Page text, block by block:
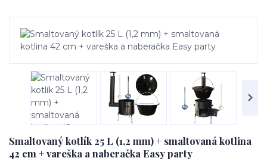
Smaltovaný kotlík 25 L (1,2 mm) + smaltovaná kotlina
42 cm + vareška a naberačka Easy party